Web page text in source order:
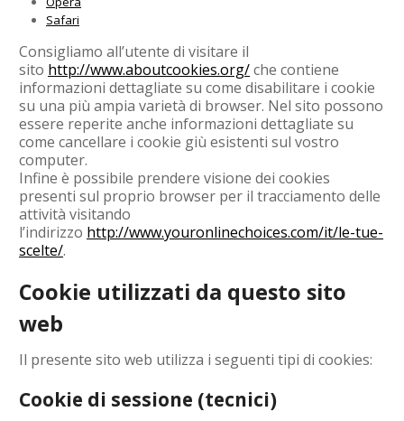
Safari
Consigliamo all’utente di visitare il
sito http://www.aboutcookies.org/che contiene
informazioni dettagliate su come disabilitare i cookie
su una più ampia varietà di browser. Nel sito possono
essere reperite anche informazioni dettagliate su
come cancellare i cookie giù esistenti sul vostro
computer.
Infine è possibile prendere visione dei cookies
presenti sul proprio browser per il tracciamento delle
attività visitando
l’indirizzo http://www.youronlinechoices.com/it/le-tue-
scelte/.
Cookie utilizzati da questo sito
web
Il presente sito web utilizza i seguenti tipi di cookies:
Cookie di sessione (tecnici)